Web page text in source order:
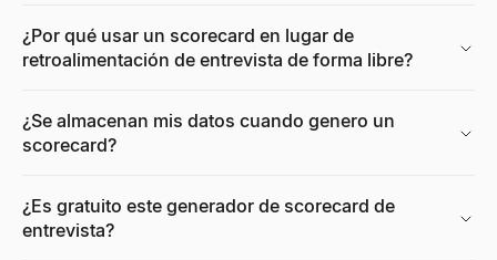
Explorar →
Calculadora de Tasa de Crecimiento
¿Por qué usar un scorecard en lugar de
retroalimentación de entrevista de forma libre?
¿Se almacenan mis datos cuando genero un
scorecard?
¿Es gratuito este generador de scorecard de
entrevista?